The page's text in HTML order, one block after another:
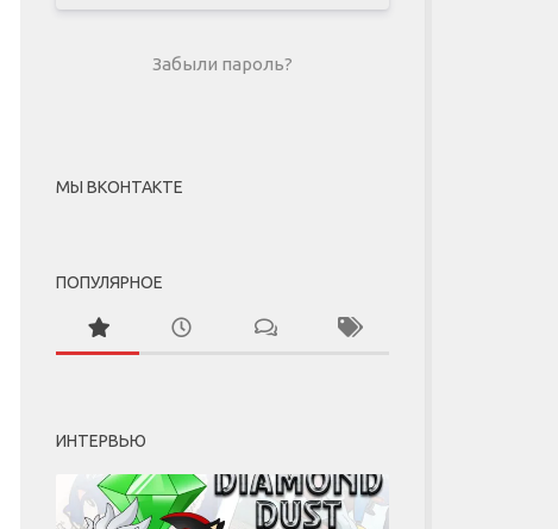
Забыли пароль?
МЫ ВКОНТАКТЕ
ПОПУЛЯРНОЕ
ИНТЕРВЬЮ